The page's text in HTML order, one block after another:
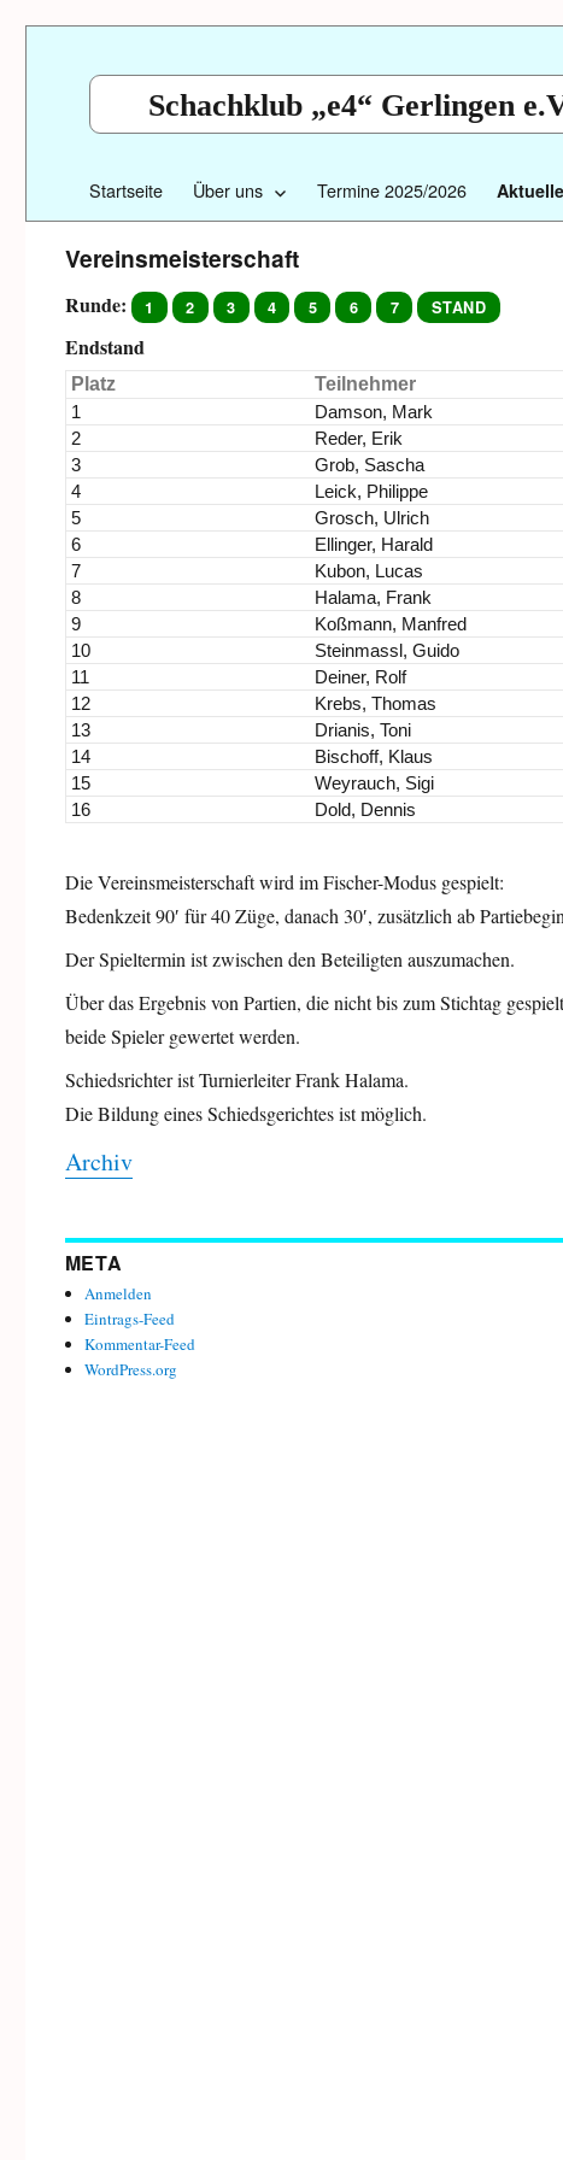
Schachklub „e4“ Gerlingen
Startseite Über uns Termine 2025/2026
Vereinsmeisterschaft
Runde:
Endstand
Platz Teilnehmer
1
Damson, Mark
2
Reder, Erik
3
Grob, Sascha
4
Leick, Philippe
5
Grosch, Ulrich
6
Ellinger, Harald
7
Kubon, Lucas
8
Halama, Frank
9
Koßmann, Manfred
10
Steinmassl, Guido
11
Deiner, Rolf
12
Krebs, Thomas
13
Drianis, Toni
14
Bischoff, Klaus
15
Weyrauch, Sigi
16
Dold, Dennis
Die Vereinsmeisterschaft wird im Fischer-Modus gespielt:
Bedenkzeit 90′ für 40 Züge, danach 30′, zusätzlich ab
Der Spieltermin ist zwischen den Beteiligten auszumachen.
Über das Ergebnis von Partien, die nicht bis zum Stichtag
beide Spieler gewertet werden.
Schiedsrichter ist Turnierleiter Frank Halama.
Die Bildung eines Schiedsgerichtes ist möglich.
Archiv
META
Anmelden
Eintrags-Feed
Kommentar-Feed
WordPress.org